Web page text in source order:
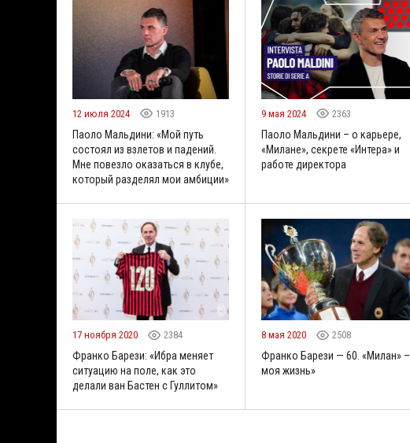
12 июля 2024 1913
Паоло Мальдини: «Мой путь
состоял из взлетов и падений.
Мне повезло оказаться в клубе,
который разделял мои амбиции»
9 мая 2024 2363
Паоло Мальдини – о карьере,
«Милане», секрете «Интера» и
работе директора
17 ноября 2020 2384
Франко Барези: «Ибра меняет
ситуацию на поле, как это
делали ван Бастен с Гуллитом»
8 мая 2020 2508
Франко Барези — 60. «Милан» –
моя жизнь»